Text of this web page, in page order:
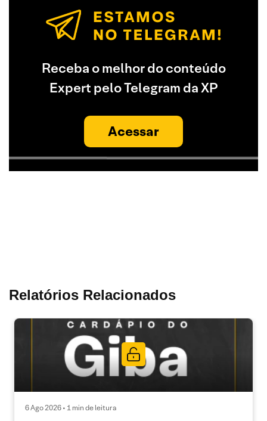
Receba o melhor do conteúdo
Expert pelo Telegram da XP
Acessar
Relatórios Relacionados
6 Ago 2026 • 1 min de leitura